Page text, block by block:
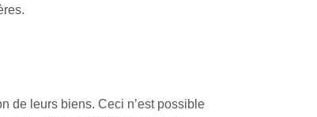
de leurs biens. Ceci n’est possible